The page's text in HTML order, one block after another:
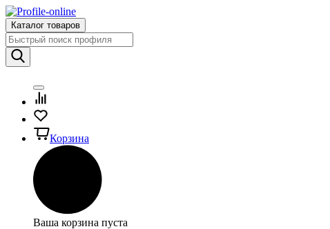
Каталог товаров
Корзина
Ваша корзина пуста